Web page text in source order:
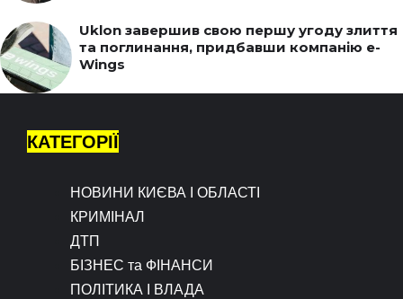
Uklon завершив свою першу угоду злиття
та поглинання, придбавши компанію e-
Wings
КАТЕГОРІЇ
НОВИНИ КИЄВА І ОБЛАСТІ
КРИМІНАЛ
ДТП
БІЗНЕС та ФІНАНСИ
ПОЛІТИКА І ВЛАДА